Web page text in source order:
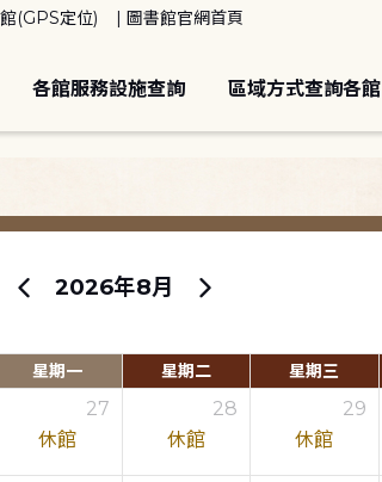
(GPS定位) 圖書館官網首頁
各館服務設施查詢 區域方式查詢各館
2026年8月
星期一 星期二 星期三
27
休館
28
休館
29
休館